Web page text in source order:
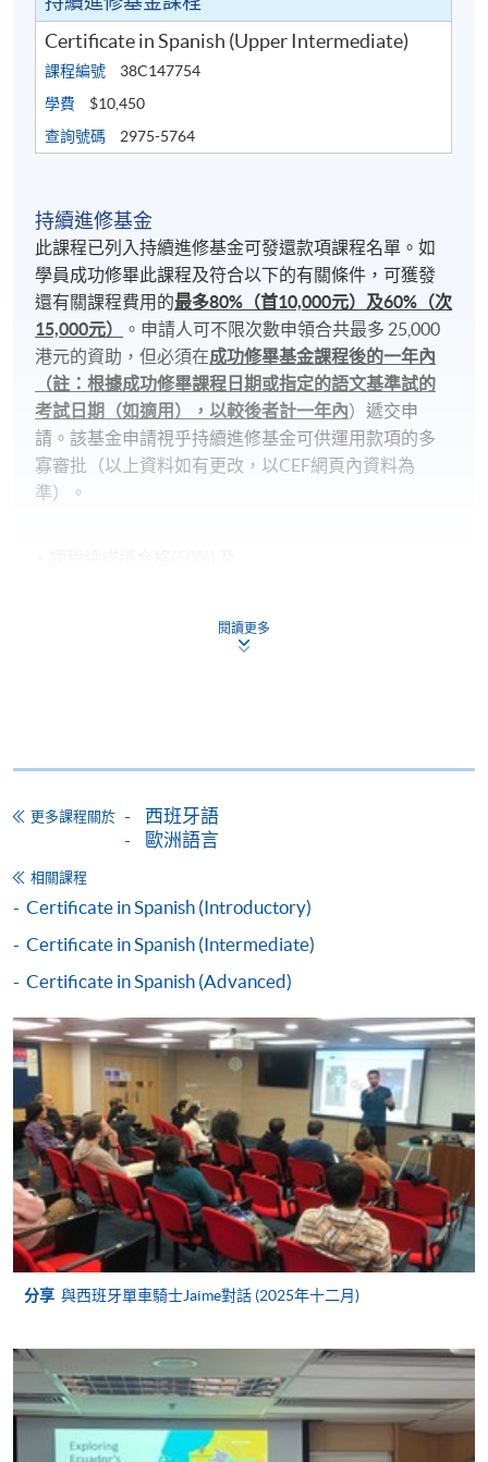
Certificate in Spanish (Upper Intermediate)
課程編號
38C147754
學費
$10,450
查詢號碼
2975-5764
持續進修基金
此課程已列入持續進修基金可發還款項課程名單。如
學員成功修畢此課程及符合以下的有關條件，可獲發
還有關課程費用的最多80%（首10,000元）及60%（次
15,000元）
。申請人可不限次數申領合共最多 25,000
港元的資助，但必須在成功修畢基金課程後的一年內
（註：根據成功修畢課程日期或指定的語文基準試的
考試日期（如適用），以較後者計一年內）遞交申
請。該基金申請視乎持續進修基金可供運用款項的多
寡審批（以上資料如有更改，以CEF網頁內資料為
準）。
在政府指定的測試組織/代理機構舉辦的語文基準考
試中取得要求成績(考試日期必須於課程開始後)，西
的官方網頁：
www.wfsfaa.gov.hk/cef/
料也以政府公佈為準。若對該基金有任何查詢，可致
電3142 2277聯絡持續進修基金辦事處或電郵
cef_sfo@wfsfaa.gov.hk。
持續進修基金
本課程已加入持續進修基金可獲發還款項課程名單內
本課程在資歴架構下獲得認可 (資歴架構第2級)
申請
申請表 下載申請表
1. 現金、「易辦事」（EPS）、微信支付
(WeChat Pay) 或支付寶(Alipay)
申請人可親臨學院任何一所報名中心，以現金、「易
辦事」、微信支付（WeChat Pay）或支付寶
閱讀更多
更多課程關於
西班牙語
歐洲語言
相關課程
Certificate in Spanish (Introductory)
Certificate in Spanish (Intermediate)
Certificate in Spanish (Advanced)
分享 與西班牙單車騎士Jaime對話 (2025年十二月)